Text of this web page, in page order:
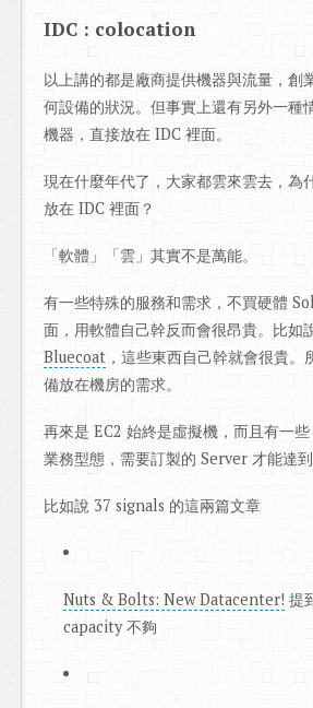
IDC : colocation
以上講的都是廠商提供機器與流量，創
何設備的狀況。但事實上還有另外一種
機器，直接放在 IDC 裡面。
現在什麼年代了，大家都雲來雲去，為
放在 IDC 裡面？
「軟體」「雲」其實不是萬能。
有一些特殊的服務和需求，不買硬體
面，用軟體自己幹反而會很昂貴。比如
Bluecoat ，這些東西自己幹就會很貴。
備放在機房的需求。
再來是 EC2 始終是虛擬機，而且有一
業務型態，需要訂製的 Server 才能達到
比如說 37 signals 的這兩篇文章
Nuts & Bolts: New Datacenter! 提
capacity 不夠